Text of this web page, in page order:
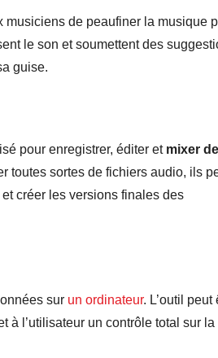
musiciens de peaufiner la musique
le son et soumettent des
guise.
pour enregistrer, éditer et mixer
toutes sortes de fichiers audio, ils
créer les versions finales des
sur un ordinateur. L’outil peut
à l’utilisateur un contrôle total sur la